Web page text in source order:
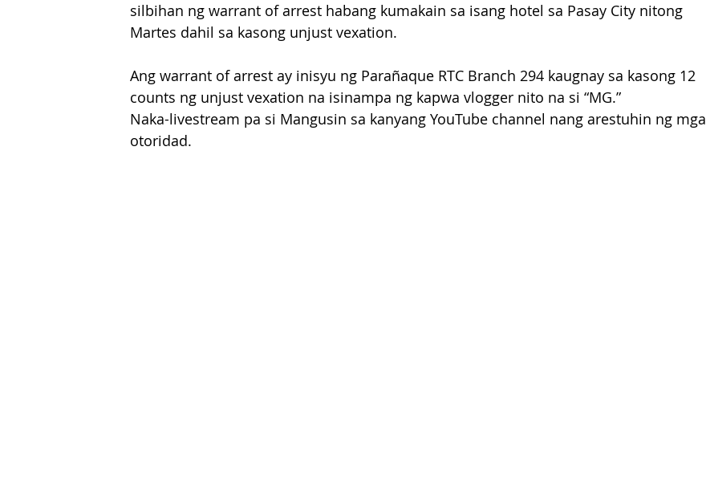
silbihan ng warrant of arrest habang kumakain sa isang hotel sa Pasay City nitong
Martes dahil sa kasong unjust vexation.
Ang warrant of arrest ay inisyu ng Parañaque RTC Branch 294 kaugnay sa kasong 12
counts ng unjust vexation na isinampa ng kapwa vlogger nito na si “MG.”
Naka-livestream pa si Mangusin sa kanyang YouTube channel nang arestuhin ng mga
otoridad.